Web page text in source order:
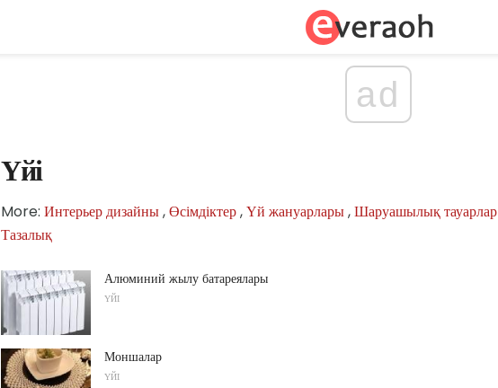
ad
Үйі
More: Интерьер дизайны,Өсімдіктер,Үй жануарлары,Шаруашылық тауарлар
Тазалық
Алюминий жылу батареялары
ҮЙІ
Моншалар
ҮЙІ